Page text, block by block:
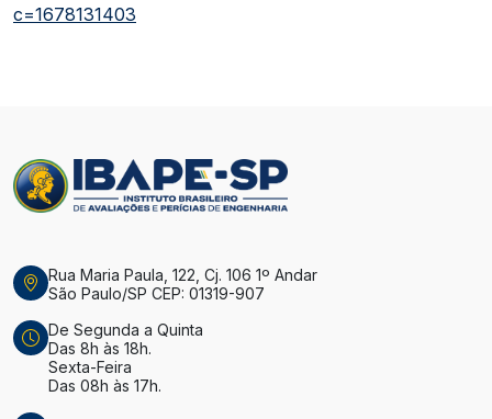
c=1678131403
Rua Maria Paula, 122, Cj. 106 1º Andar
São Paulo/SP CEP: 01319-907
De Segunda a Quinta
Das 8h às 18h.
Sexta-Feira
Das 08h às 17h.